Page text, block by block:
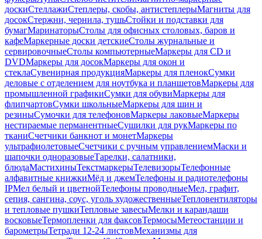
доскиСтеллажиСтеплеры, скобы, антистеплерыМагниты для
досокСтержни, чернила, тушьСтойки и подставки для
бумагМаринаторыСтолы для офисных столовых, баров и
кафеМаркерные доски детскиеСтолы журнальные и
сервировочныеСтолы компьютерныеМаркеры для CD и
DVDМаркеры для досокМаркеры для окон и
стеклаСувенирная продукцияМаркеры для пленокСумки
деловые с отделением для ноутбука и планшетовМаркеры для
промышленной графикиСумки для обувиМаркеры для
флипчартовСумки школьныеМаркеры для шин и
резиныСумочки для телефоновМаркеры лаковыеМаркеры
нестираемые перманентныеСушилки для рукМаркеры по
тканиСчетчики банкнот и монетМаркеры
ультрафиолетовыеСчетчики с ручным управлениемМаски и
шапочки одноразовыеТарелки, салатники,
блюдаМастихиныТекстмаркерыТелевизорыТелефонные
алфавитные книжкиМёд и джемТелефоны и радиотелефоны
IPМел белый и цветнойТелефоны проводныеМел, графит,
сепия, сангина, соус, уголь художественныеТепловентиляторы
и тепловые пушкиТепловые завесыМелки и карандаши
восковыеТермопленки для факсовТермосыМетеостанции и
барометрыТетради 12-24 листовМеханизмы для